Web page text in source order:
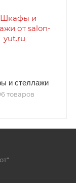
и стеллажи
товаров